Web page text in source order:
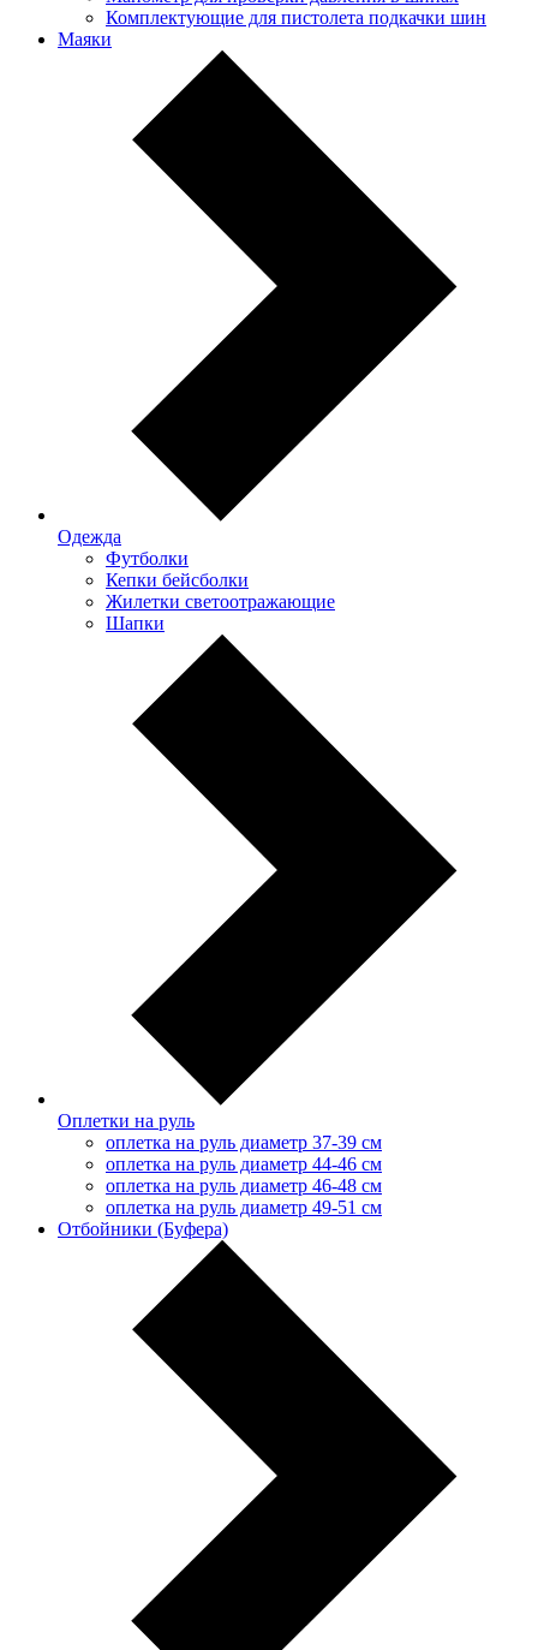
Комплектующие для пистолета подкачки шин
Маяки
Одежда
Футболки
Кепки бейсболки
Жилетки светоотражающие
Шапки
Оплетки на руль
оплетка на руль диаметр 37-39 см
оплетка на руль диаметр 44-46 см
оплетка на руль диаметр 46-48 см
оплетка на руль диаметр 49-51 см
Отбойники (Буфера)